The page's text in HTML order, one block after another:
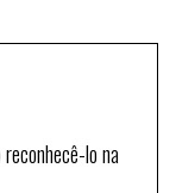
lo na